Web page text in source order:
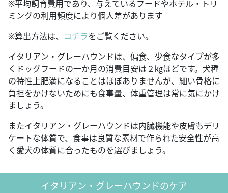
※平均飼育費用であり、与えているフードやホテル・トリ
ミングの利用頻度により個人差があります
※算出方法は、 コチラをご覧ください。
イタリアン・グレーハウンドは、偏食、少食なタイプが多
くドッグフードの一か月の消費目安は２㎏ほどです。犬種
の特性上肥満になることはほぼありませんが、細い骨格に
負担をかけないためにも食事量、体重管理は常に気にかけ
ましょう。
またイタリアン・グレーハウンドは内臓機能や皮膚もデリ
ケートな体質で、食事は良質な素材で作られた安全性が高
く愛犬の体質に合ったものを選びましょう。
イタリアン・グレーハウンドのケア